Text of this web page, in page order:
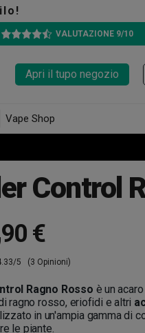
VALUTAZIONE 9/10
Apri il tupo negozio
Vape Shop
Control
90 €
5 (3 Opinioni)
Ragno Rosso è un
ragno rosso, eriofidi e altri
in un'ampia gamma di
le piante.